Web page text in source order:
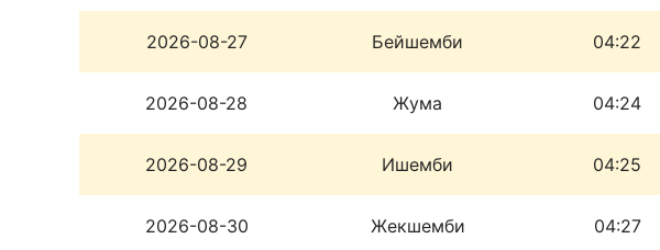
2026-08-27 Бейшемби 04:22
2026-08-28 Жума 04:24
2026-08-29 Ишемби 04:25
2026-08-30 Жекшемби 04:27